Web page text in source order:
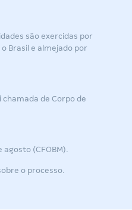
são exercidas por
Brasil e almejado por
de Corpo de
agosto (CFOBM).
o processo.